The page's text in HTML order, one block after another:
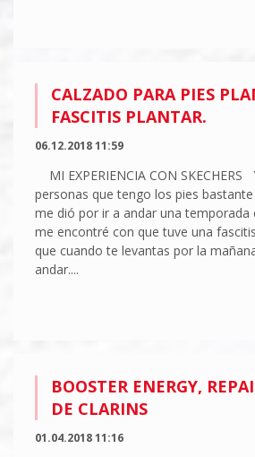
CALZADO PARA PIES
FASCITIS PLANTAR.
06.12.2018 11:59
MI EXPERIENCIA CON SKECHERS
personas que tengo los pies
me dió por ir a andar una temporada
me encontré con que tuve una
que cuando te levantas por la
andar....
BOOSTER ENERGY,
DE CLARINS
01.04.2018 11:16